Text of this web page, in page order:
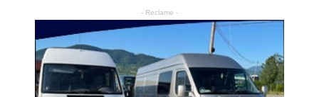
- Reclame -